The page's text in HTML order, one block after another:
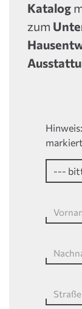
Katalog
zum